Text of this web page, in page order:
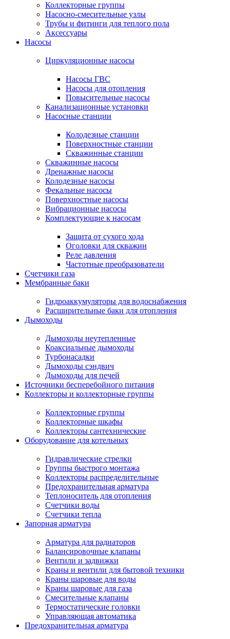
Коллекторные группы
Насосно-смесительные узлы
Трубы и фитинги для теплого пола
Аксессуары
Насосы
Циркуляционные насосы
Насосы ГВС
Насосы для отопления
Повысительные насосы
Канализационные установки
Насосные станции
Колодезные станции
Поверхностные станции
Скважинные станции
Скважинные насосы
Дренажные насосы
Колодезные насосы
Фекальные насосы
Поверхностные насосы
Вибрационные насосы
Комплектующие к насосам
Защита от сухого хода
Оголовки для скважин
Реле давления
Частотные преобразователи
Счетчики газа
Мембранные баки
Гидроаккумуляторы для водоснабжения
Расширительные баки для отопления
Дымоходы
Дымоходы неутепленные
Коаксиальные дымоходы
Турбонасадки
Дымоходы сэндвич
Дымоходы для печей
Источники бесперебойного питания
Коллекторы и коллекторные группы
Коллекторные группы
Коллекторные шкафы
Коллекторы сантехнические
Оборудование для котельных
Гидравлические стрелки
Группы быстрого монтажа
Коллекторы распределительные
Предохранительная арматура
Теплоноситель для отопления
Счетчики воды
Счетчики тепла
Запорная арматура
Арматура для радиаторов
Балансировочные клапаны
Вентили и задвижки
Краны и вентили для бытовой техники
Краны шаровые для воды
Краны шаровые для газа
Смесительные клапаны
Термостатические головки
Управляющая автоматика
Предохранительная арматура